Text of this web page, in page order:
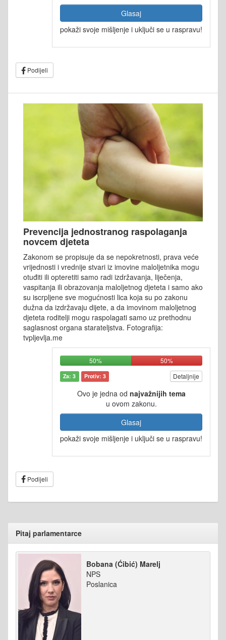
Glasaj
pokaži svoje mišljenje i uključi se u raspravu!
Podijeli
Prevencija jednostranog raspolaganja
novcem djeteta
Zakonom se propisuje da se nepokretnosti, prava veće
vrijednosti i vrednije stvari iz imovine maloljetnika mogu
otuđiti ili opteretiti samo radi izdržavanja, liječenja,
vaspitanja ili obrazovanja maloljetnog djeteta i samo ako
su iscrpljene sve mogućnosti lica koja su po zakonu
dužna da izdržavaju dijete, a da imovinom maloljetnog
djeteta roditelji mogu raspolagati samo uz prethodnu
saglasnost organa starateljstva. Fotografija:
tvpljevlja.me
50% 50%
Za: 3 Protiv: 3 Detaljnije
Ovo je jedna od najvažnijih tema
u ovom zakonu.
Glasaj
pokaži svoje mišljenje i uključi se u raspravu!
Podijeli
Pitaj parlamentarce
Bobana (Ćibić) Marelj
NPS
Poslanica